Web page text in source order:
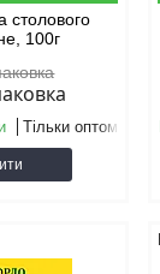
столового
100г
Тільки оптом